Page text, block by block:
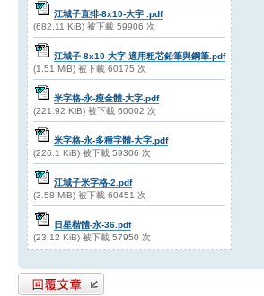
江城子直排-8x10-大字 .pdf
(682.11 KiB) 被下載 59906 次
江城子-8x10-大字-適用粗芯鉛筆與鋼筆.pdf
(1.51 MiB) 被下載 60175 次
米字格-永-瘦金體-大字.pdf
(221.92 KiB) 被下載 60002 次
米字格-永-多種字體-大字.pdf
(226.1 KiB) 被下載 59306 次
江城子米字格-2.pdf
(3.58 MiB) 被下載 60451 次
日星楷體-永-36.pdf
(23.12 KiB) 被下載 57950 次
發表回覆